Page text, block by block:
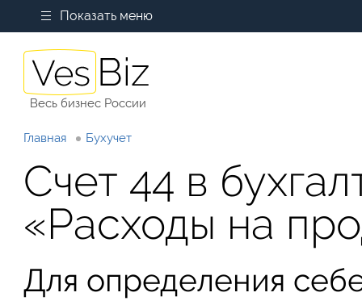
Показать меню
Весь бизнес России
Главная Бухучет
Счет 44 в
«Расходы на
Для определения